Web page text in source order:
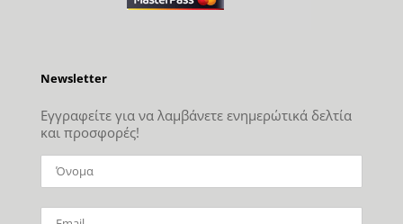
Newsletter
Εγγραφείτε για να λαμβάνετε ενημερώτικά δελτία
και προσφορές!